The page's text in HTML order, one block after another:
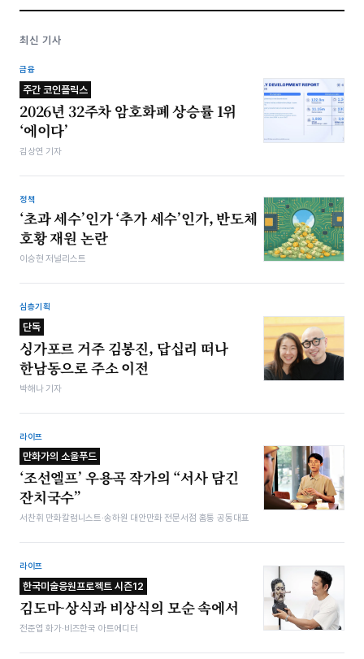
최신 기사
금융
주간 코인플릭스
2026년 32주차 암호화폐 상승률 1위
‘에이다’
김상연 기자
정책
‘초과 세수’인가 ‘추가 세수’인가, 반도체
호황 재원 논란
이승현 저널리스트
심층기획
단독
싱가포르 거주 김봉진, 답십리 떠나
한남동으로 주소 이전
박해나 기자
라이프
만화가의 소울푸드
‘조선엘프’ 우용곡 작가의 “서사 담긴
잔치국수”
서찬휘 만화칼럼니스트·송하원 대안만화 전문서점 홈통 공동대표
라이프
한국미술응원프로젝트 시즌12
김도마-상식과 비상식의 모순 속에서
전준엽 화가·비즈한국 아트에디터